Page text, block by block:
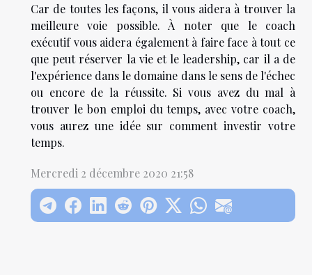
Car de toutes les façons, il vous aidera à trouver la
meilleure voie possible. À noter que le coach
exécutif vous aidera également à faire face à tout ce
que peut réserver la vie et le leadership, car il a de
l'expérience dans le domaine dans le sens de l'échec
ou encore de la réussite. Si vous avez du mal à
trouver le bon emploi du temps, avec votre coach,
vous aurez une idée sur comment investir votre
temps.
Mercredi 2 décembre 2020 21:58